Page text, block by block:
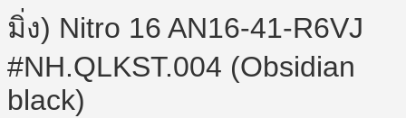
มิ่ง) Nitro 16 AN16-41-R6VJ
#NH.QLKST.004 (Obsidian
black)